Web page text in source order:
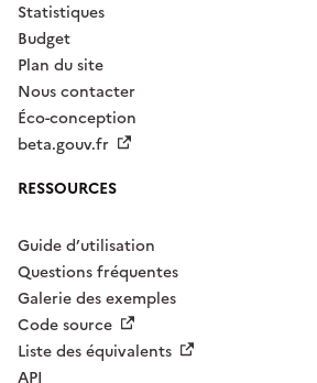
Statistiques
Budget
Plan du site
Nous contacter
Éco-conception
beta.gouv.fr
RESSOURCES
Guide d’utilisation
Questions fréquentes
Galerie des exemples
Code source
Liste des équivalents